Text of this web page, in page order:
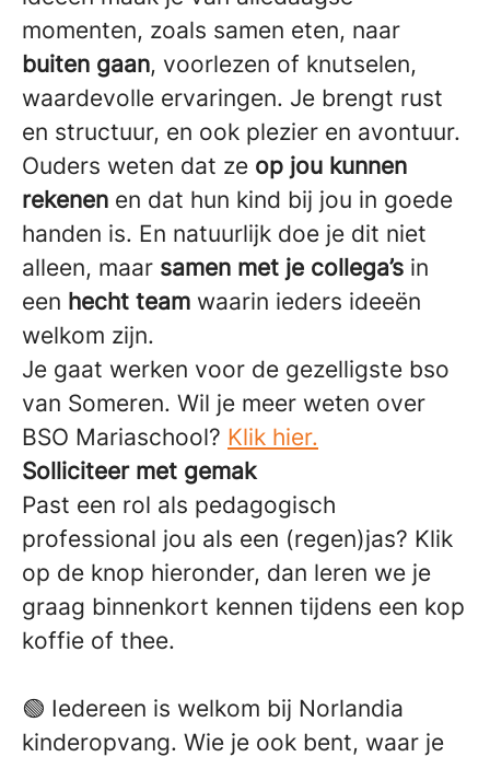
momenten, zoals samen eten, naar
buiten gaan, voorlezen of knutselen,
waardevolle ervaringen. Je brengt rust
en structuur, en ook plezier en avontuur.
Ouders weten dat ze op jou kunnen
rekenen en dat hun kind bij jou in goede
handen is. En natuurlijk doe je dit niet
alleen, maar samen met je collega’s in
een hecht team waarin ieders ideeën
welkom zijn.
Je gaat werken voor de gezelligste bso
van Someren. Wil je meer weten over
BSO Mariaschool? Klik hier.
Solliciteer met gemak
Past een rol als pedagogisch
professional jou als een (regen)jas? Klik
op de knop hieronder, dan leren we je
graag binnenkort kennen tijdens een kop
koffie of thee.
🟢 Iedereen is welkom bij Norlandia
kinderopvang. Wie je ook bent, waar je